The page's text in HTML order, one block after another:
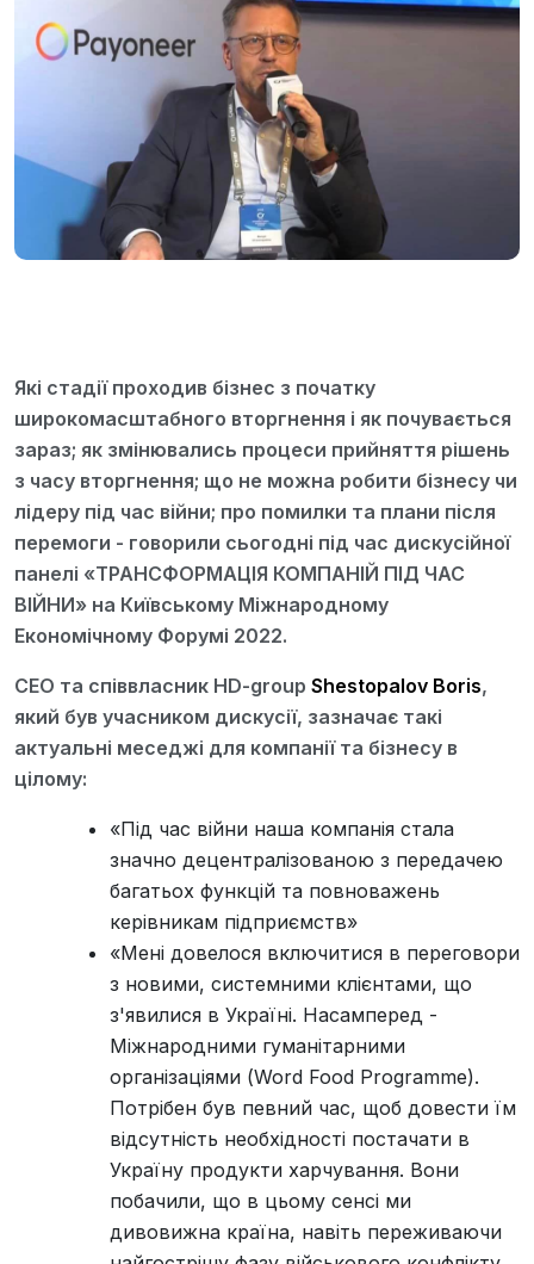
Які стадії проходив бізнес з початку
широкомасштабного вторгнення і як почувається
зараз; як змінювались процеси прийняття рішень
з часу вторгнення; що не можна робити бізнесу чи
лідеру під час війни; про помилки та плани після
перемоги - говорили сьогодні під час дискусійної
панелі «ТРАНСФОРМАЦІЯ КОМПАНІЙ ПІД ЧАС
ВІЙНИ» на Київському Міжнародному
Економічному Форумі 2022.
CEO та співвласник HD-group Shestopalov Boris,
який був учасником дискусії, зазначає такі
актуальні меседжі для компанії та бізнесу в
цілому:
«Під час війни наша компанія стала
значно децентралізованою з передачею
багатьох функцій та повноважень
керівникам підприємств»
«Мені довелося включитися в переговори
з новими, системними клієнтами, що
з'явилися в Україні. Насамперед -
Міжнародними гуманітарними
організаціями (Word Food Programme).
Потрібен був певний час, щоб довести їм
відсутність необхідності постачати в
Україну продукти харчування. Вони
побачили, що в цьому сенсі ми
дивовижна країна, навіть переживаючи